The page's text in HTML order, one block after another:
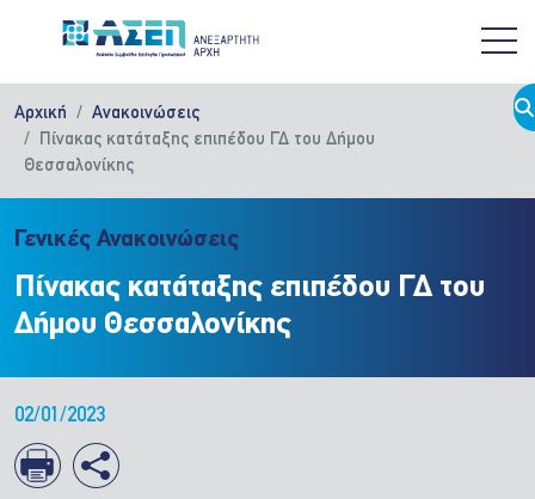
Αρχική
Ανακοινώσεις
Πίνακας κατάταξης επιπέδου ΓΔ του Δήμου
Θεσσαλονίκης
Γενικές Ανακοινώσεις
Πίνακας κατάταξης επιπέδου ΓΔ του
Δήμου Θεσσαλονίκης
02/01/2023